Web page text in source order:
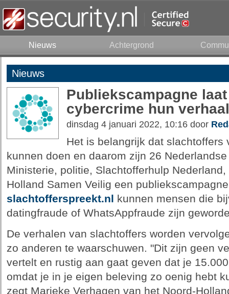
Nieuws Achtergrond
Nieuws
Publiekscampagne
cybercrime hun
dinsdag 4 januari 2022, 10:16 door
Het is belangrijk dat slachtoffers
kunnen doen en daarom zijn 26
Ministerie, politie, Slachtofferhulp
Holland Samen Veilig een
slachtofferspreekt.nl kunnen mensen die
datingfraude of WhatsAppfraude zijn
De verhalen van slachtoffers worden
zo anderen te waarschuwen. "Dit zijn geen
vertelt en rustig aan gaat geven dat je
omdat je in je eigen beleving zo oenig hebt
zegt Marieke Verhagen van het Noord-